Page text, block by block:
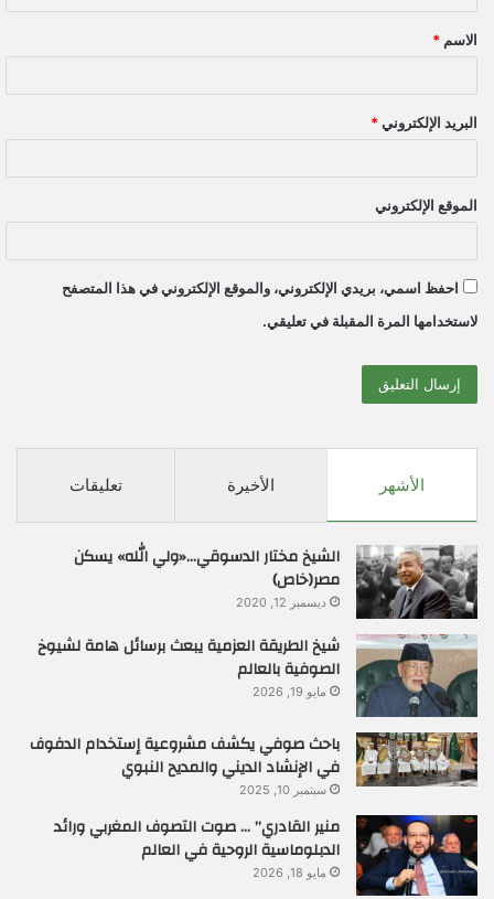
ق
*
الاسم *
البريد الإلكتروني *
الموقع الإلكتروني
احفظ اسمي، بريدي الإلكتروني، والموقع الإلكتروني في هذا المتصفح
لاستخدامها المرة المقبلة في تعليقي.
الأشهر الأخيرة تعليقات
الشيخ مختار الدسوقي…«ولي الله» يسكن
مصر(خاص)
ديسمبر 12, 2020
شيخ الطريقة العزمية يبعث برسائل هامة لشيوخ
الصوفية بالعالم
مايو 19, 2026
باحث صوفي يكشف مشروعية إستخدام الدفوف
في الإنشاد الديني والمديح النبوي
سبتمبر 10, 2025
منير القادري” … صوت التصوف المغربي ورائد
الدبلوماسية الروحية في العالم
مايو 18, 2026